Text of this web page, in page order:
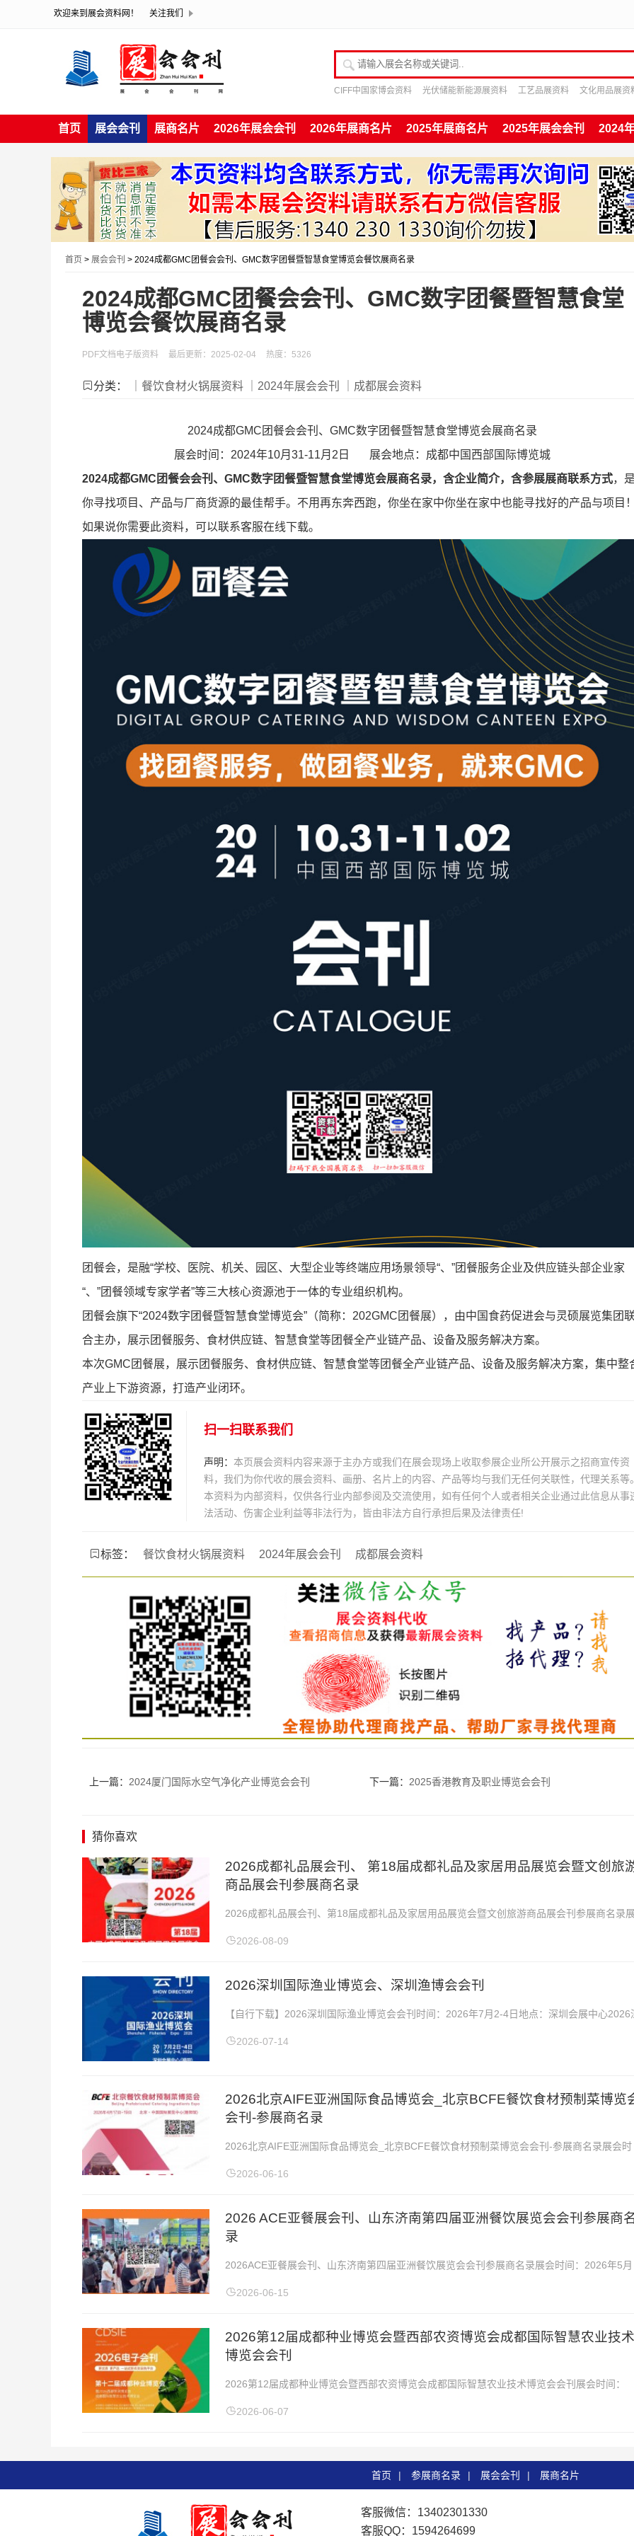
欢迎来到展会资料网！ 关注我们
请输入展会名称或关键词
CIFF中国家博会资料 光伏储能新能源展资料 工艺品展资料 文化用品展资
首页 展会会刊 展商名片 2026年展会会刊 2026年展商名片 2025年展商名片 2025年展会会刊 2024
首页 > 展会会刊 > 2024成都GMC团餐会会刊、GMC数字团餐暨智慧食堂博览会餐饮展商名录
2024成都GMC团餐会会刊、GMC数字团餐暨智慧食堂
博览会餐饮展商名录
PDF文档电子版资料 最后更新：2025-02-04 热度：5326
分类： ｜餐饮食材火锅展资料 ｜2024年展会会刊 ｜成都展会资料
2024成都GMC团餐会会刊、GMC数字团餐暨智慧食堂博览会展商名录
展会时间：2024年10月31-11月2日 展会地点：成都中国西部国际博览城
2024成都GMC团餐会会刊、GMC数字团餐暨智慧食堂博览会展商名录，含企业简介，含参展展商联系方式，
你寻找项目、产品与厂商货源的最佳帮手。不用再东奔西跑，你坐在家中你坐在家中也能寻找好的产品与项目
如果说你需要此资料，可以联系客服在线下载。
团餐会，是融“学校、医院、机关、园区、大型企业等终端应用场景领导“、”团餐服务企业及供应链头部企业家
“、”团餐领域专家学者”等三大核心资源池于一体的专业组织机构。
团餐会旗下“2024数字团餐暨智慧食堂博览会”（简称：202GMC团餐展），由中国食药促进会与灵硕展览集团
合主办，展示团餐服务、食材供应链、智慧食堂等团餐全产业链产品、设备及服务解决方案。
本次GMC团餐展，展示团餐服务、食材供应链、智慧食堂等团餐全产业链产品、设备及服务解决方案，集中整
产业上下游资源，打造产业闭环。
扫一扫联系我们
声明： 本页展会资料内容来源于主办方或我们在展会现场上收取参展企业所公开展示之招商宣传资
料，我们为你代收的展会资料、画册、名片上的内容、产品等均与我们无任何关联性，代理关系等
本资料为内部资料，仅供各行业内部参阅及交流使用，如有任何个人或者相关企业通过此信息从事
法活动、伤害企业利益等非法行为，皆由非法方自行承担后果及法律责任!
标签： 餐饮食材火锅展资料 2024年展会会刊 成都展会资料
上一篇： 2024厦门国际水空气净化产业博览会会刊 下一篇： 2025香港教育及职业博览会会刊
猜你喜欢
2026成都礼品展会刊、 第18届成都礼品及家居用品展览会暨文创旅
商品展会刊参展商名录
2026成都礼品展会刊、第18届成都礼品及家居用品展览会暨文创旅游商品展会刊参展商名录
会时间：2026年6月25-27日展会地址：成都世纪城新国际会展中心2...
2026-08-09
2026深圳国际渔业博览会、深圳渔博会会刊
【自行下载】2026深圳国际渔业博览会会刊时间：2026年7月2-4日地点：深圳会展中心2026
圳国际渔业博览会会刊，是你寻找项目、产品与厂商货源的最佳帮手。...
2026-07-14
2026北京AIFE亚洲国际食品博览会_北京BCFE餐饮食材预制菜博览
会刊-参展商名录
2026北京AIFE亚洲国际食品博览会_北京BCFE餐饮食材预制菜博览会会刊-参展商名录展会时
间：2026年4月17日-19日展会地点：北京中国国际展览中心20...
2026-06-16
2026 ACE亚餐展会刊、山东济南第四届亚洲餐饮展览会会刊参展商
录
2026ACE亚餐展会刊、山东济南第四届亚洲餐饮展览会会刊参展商名录展会时间：2026年5月
22-24日展会地点：山东国际会展中心2026ACE亚餐展会刊、...
2026-06-15
2026第12届成都种业博览会暨西部农资博览会成都国际智慧农业技术
博览会会刊
2026第12届成都种业博览会暨西部农资博览会成都国际智慧农业技术博览会会刊展会时间：
2026年6月5-6日展会地址：成都世纪城新国际会展中心2026第12届成...
2026-06-07
首页 | 参展商名录 | 展会会刊 | 展商名片
客服微信：13402301330
客服QQ：1594264699